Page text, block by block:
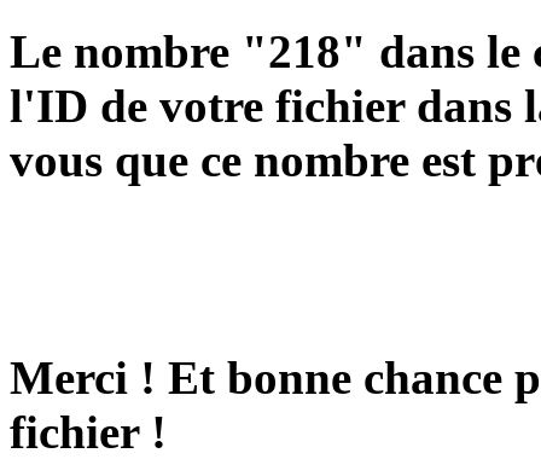
Le nombre "218" dans le
l'ID de votre fichier dans
vous que ce nombre est
Merci ! Et bonne chance
fichier !